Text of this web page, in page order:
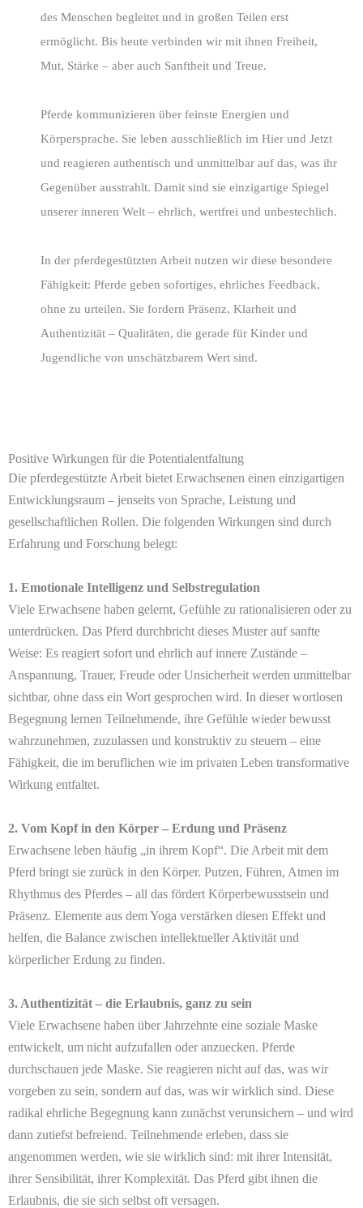
des Menschen begleitet und in großen Teilen erst
ermöglicht. Bis heute verbinden wir mit ihnen Freiheit,
Mut, Stärke – aber auch Sanftheit und Treue.
Pferde kommunizieren über feinste Energien und
Körpersprache. Sie leben ausschließlich im Hier und Jetzt
und reagieren authentisch und unmittelbar auf das, was ihr
Gegenüber ausstrahlt. Damit sind sie einzigartige Spiegel
unserer inneren Welt – ehrlich, wertfrei und unbestechlich.
In der pferdegestützten Arbeit nutzen wir diese besondere
Fähigkeit: Pferde geben sofortiges, ehrliches Feedback,
ohne zu urteilen. Sie fordern Präsenz, Klarheit und
Authentizität – Qualitäten, die gerade für Kinder und
Jugendliche von unschätzbarem Wert sind.
Positive Wirkungen für die Potentialentfaltung
Die pferdegestützte Arbeit bietet Erwachsenen einen einzigartigen
Entwicklungsraum – jenseits von Sprache, Leistung und
gesellschaftlichen Rollen. Die folgenden Wirkungen sind durch
Erfahrung und Forschung belegt:
1. Emotionale Intelligenz und Selbstregulation
Viele Erwachsene haben gelernt, Gefühle zu rationalisieren oder zu
unterdrücken. Das Pferd durchbricht dieses Muster auf sanfte
Weise: Es reagiert sofort und ehrlich auf innere Zustände –
Anspannung, Trauer, Freude oder Unsicherheit werden unmittelbar
sichtbar, ohne dass ein Wort gesprochen wird. In dieser wortlosen
Begegnung lernen Teilnehmende, ihre Gefühle wieder bewusst
wahrzunehmen, zuzulassen und konstruktiv zu steuern – eine
Fähigkeit, die im beruflichen wie im privaten Leben transformative
Wirkung entfaltet.
2. Vom Kopf in den Körper – Erdung und Präsenz
Erwachsene leben häufig „in ihrem Kopf“. Die Arbeit mit dem
Pferd bringt sie zurück in den Körper. Putzen, Führen, Atmen im
Rhythmus des Pferdes – all das fördert Körperbewusstsein und
Präsenz. Elemente aus dem Yoga verstärken diesen Effekt und
helfen, die Balance zwischen intellektueller Aktivität und
körperlicher Erdung zu finden.
3. Authentizität – die Erlaubnis, ganz zu sein
Viele Erwachsene haben über Jahrzehnte eine soziale Maske
entwickelt, um nicht aufzufallen oder anzuecken. Pferde
durchschauen jede Maske. Sie reagieren nicht auf das, was wir
vorgeben zu sein, sondern auf das, was wir wirklich sind. Diese
radikal ehrliche Begegnung kann zunächst verunsichern – und wird
dann zutiefst befreiend. Teilnehmende erleben, dass sie
angenommen werden, wie sie wirklich sind: mit ihrer Intensität,
ihrer Sensibilität, ihrer Komplexität. Das Pferd gibt ihnen die
Erlaubnis, die sie sich selbst oft versagen.